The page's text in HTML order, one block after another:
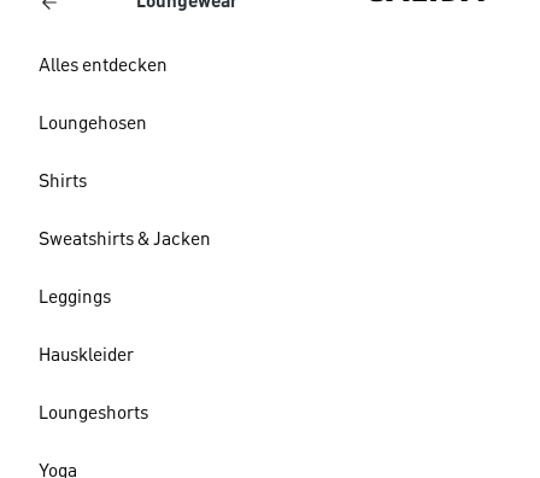
Alles entdecken
Loungehosen
Shirts
Sweatshirts & Jacken
Leggings
Hauskleider
Loungeshorts
Yoga